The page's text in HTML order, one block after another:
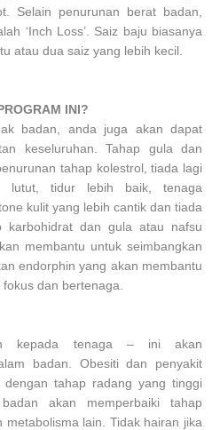
Selain penurunan berat badan,
‘Inch Loss’. Saiz baju biasanya
atau dua saiz yang lebih kecil.
INI?
badan, anda juga akan dapat
keseluruhan. Tahap gula dan
tahap kolestrol, tiada lagi
lutut, tidur lebih baik, tenaga
kulit yang lebih cantik dan tiada
karbohidrat dan gula atau nafsu
membantu untuk seimbangkan
endorphin yang akan membantu
dan bertenaga.
kepada tenaga – ini akan
badan. Obesiti dan penyakit
tahap radang yang tinggi
akan memperbaiki tahap
lain. Tidak hairan jika